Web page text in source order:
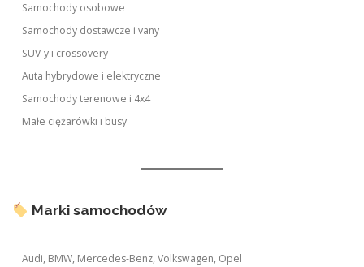
Samochody osobowe
Samochody dostawcze i vany
SUV-y i crossovery
Auta hybrydowe i elektryczne
Samochody terenowe i 4x4
Małe ciężarówki i busy
Marki samochodów
Audi, BMW, Mercedes-Benz, Volkswagen, Opel